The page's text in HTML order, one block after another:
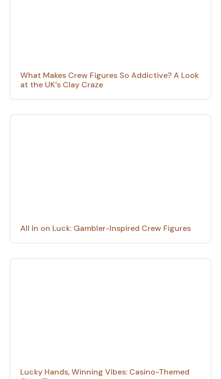
What Makes Crew Figures So Addictive? A Look
at the UK’s Clay Craze
All In on Luck: Gambler-Inspired Crew Figures
Lucky Hands, Winning Vibes: Casino-Themed